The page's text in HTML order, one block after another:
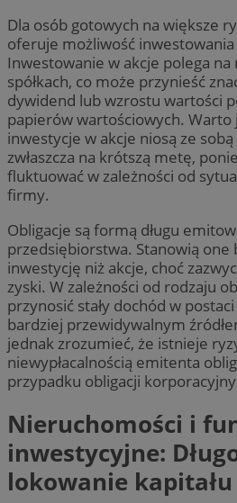
Dla osób gotowych na większe
oferuje możliwość inwestowania
Inwestowanie w akcje polega na
spółkach, co może przynieść
dywidend lub wzrostu wartości
papierów wartościowych. Warto
inwestycje w akcje niosą ze
zwłaszcza na krótszą metę,
fluktuować w zależności od
firmy.
Obligacje są formą długu
przedsiębiorstwa. Stanowią one
inwestycję niż akcje, choć
zyski. W zależności od rodzaju
przynosić stały dochód w
bardziej przewidywalnym
jednak zrozumieć, że istnieje
niewypłacalnością emitenta
przypadku obligacji
Nieruchomości i
inwestycyjne:
lokowanie kapitału